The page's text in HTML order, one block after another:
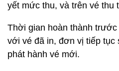
yết mức thu, và trên vé thu
Thời gian hoàn thành
với vé đã in, đơn vị tiếp tục
phát hành vé mới.